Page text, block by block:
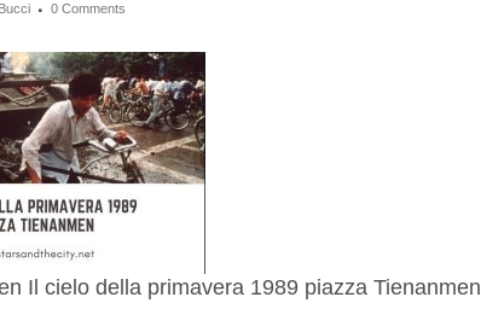
0 Comments
Il cielo della primavera 1989 piazza Tienanmen